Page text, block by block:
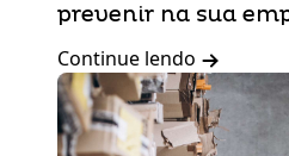
prevenir na sua
Continue lendo